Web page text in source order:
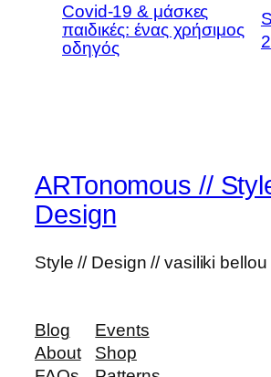
Covid-19 & μάσκες
παιδικές: ένας χρήσιμος
οδηγός
ARTonomous //
Design
Style // Design // vasiliki bellou
Blog
About
Events
Shop